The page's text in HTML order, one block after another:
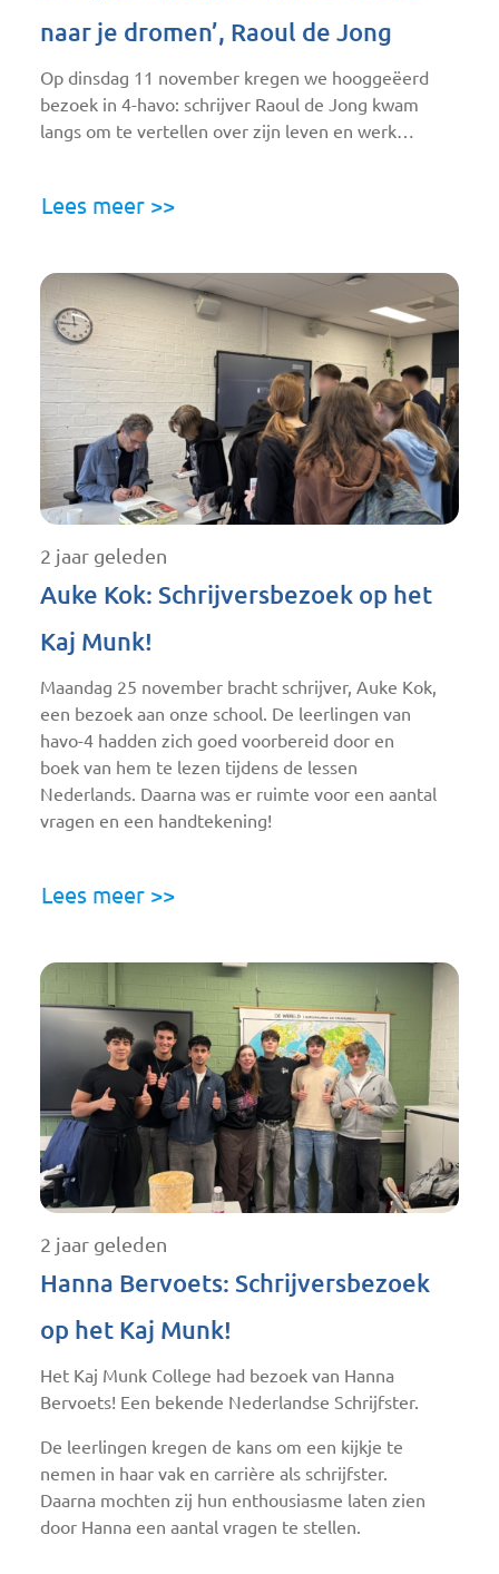
naar je dromen’, Raoul de Jong
Op dinsdag 11 november kregen we hooggeëerd
bezoek in 4-havo: schrijver Raoul de Jong kwam
langs om te vertellen over zijn leven en werk…
Lees meer >>
2 jaar geleden
Auke Kok: Schrijversbezoek op het
Kaj Munk!
Maandag 25 november bracht schrijver, Auke Kok,
een bezoek aan onze school. De leerlingen van
havo-4 hadden zich goed voorbereid door en
boek van hem te lezen tijdens de lessen
Nederlands. Daarna was er ruimte voor een aantal
vragen en een handtekening!
Lees meer >>
2 jaar geleden
Hanna Bervoets: Schrijversbezoek
op het Kaj Munk!
Het Kaj Munk College had bezoek van Hanna
Bervoets! Een bekende Nederlandse Schrijfster.
De leerlingen kregen de kans om een kijkje te
nemen in haar vak en carrière als schrijfster.
Daarna mochten zij hun enthousiasme laten zien
door Hanna een aantal vragen te stellen.